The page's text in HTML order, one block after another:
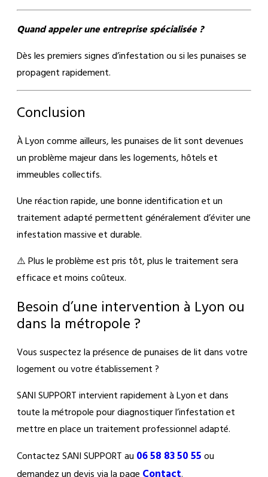
Quand appeler une entreprise spécialisée ?
Dès les premiers signes d’infestation ou si les punaises se
propagent rapidement.
Conclusion
À Lyon comme ailleurs, les punaises de lit sont devenues
un problème majeur dans les logements, hôtels et
immeubles collectifs.
Une réaction rapide, une bonne identification et un
traitement adapté permettent généralement d’éviter une
infestation massive et durable.
⚠️ Plus le problème est pris tôt, plus le traitement sera
efficace et moins coûteux.
Besoin d’une intervention à Lyon ou
dans la métropole ?
Vous suspectez la présence de punaises de lit dans votre
logement ou votre établissement ?
SANI SUPPORT intervient rapidement à Lyon et dans
toute la métropole pour diagnostiquer l’infestation et
mettre en place un traitement professionnel adapté.
Contactez SANI SUPPORT au 06 58 83 50 55 ou
demandez un devis via la page Contact.